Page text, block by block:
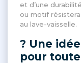
et d’une
ou motif
au lave-vaisselle.
? Une
pour